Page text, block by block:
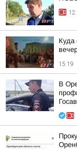
Куда
15:19
В